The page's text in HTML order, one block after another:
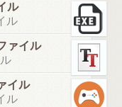
ル
ル
ァイル
イル
ル